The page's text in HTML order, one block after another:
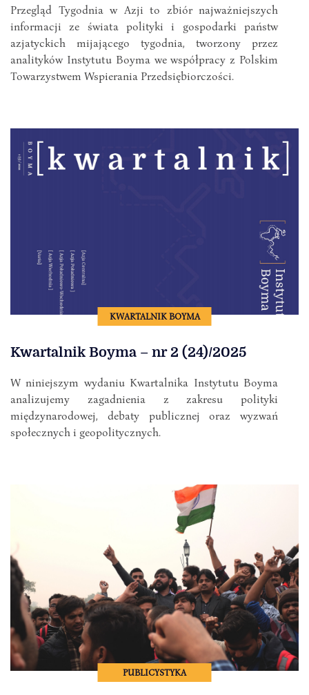
Przegląd Tygodnia w Azji to zbiór najważniejszych
informacji ze świata polityki i gospodarki państw
azjatyckich mijającego tygodnia, tworzony przez
analityków Instytutu Boyma we współpracy z Polskim
Towarzystwem Wspierania Przedsiębiorczości.
KWARTALNIK BOYMA
Kwartalnik Boyma – nr 2 (24)/2025
W niniejszym wydaniu Kwartalnika Instytutu Boyma
analizujemy zagadnienia z zakresu polityki
międzynarodowej, debaty publicznej oraz wyzwań
społecznych i geopolitycznych.
PUBLICYSTYKA